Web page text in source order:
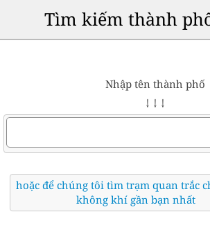
Tìm kiếm thành
Nhập tên thành phố
↓ ↓ ↓
hoặc để chúng tôi tìm trạm quan trắc
không khí gần bạn nhất